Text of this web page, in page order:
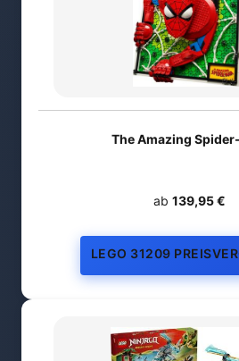
The Amazing
ab 139,95 €
LEGO 31209